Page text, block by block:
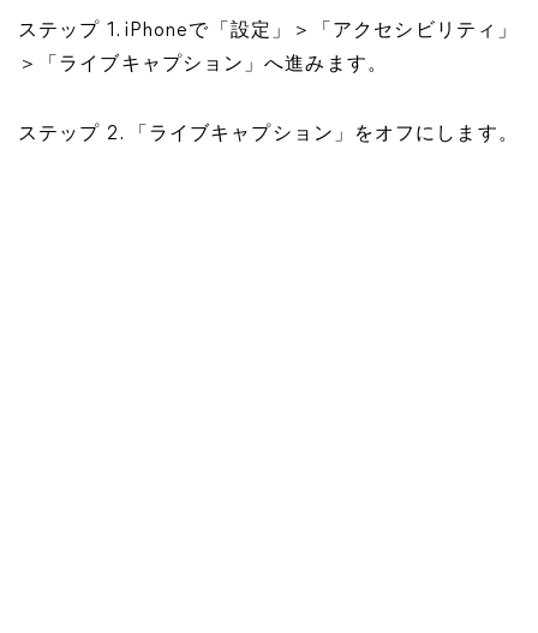
ステップ 1. iPhoneで「設定」＞「アクセシビリティ」
＞「ライブキャプション」へ進みます。
ステップ 2. 「ライブキャプション」をオフにします。